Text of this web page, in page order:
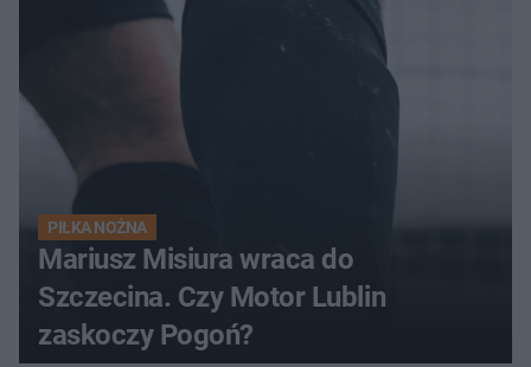
PIŁKA NOŻNA
Mariusz Misiura wraca do
Szczecina. Czy Motor Lublin
zaskoczy Pogoń?